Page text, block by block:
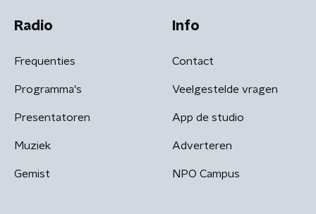
Radio
Frequenties
Programma's
Presentatoren
Muziek
Gemist
Info
Contact
Veelgestelde vragen
App de studio
Adverteren
NPO Campus